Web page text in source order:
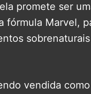
promete ser
fórmula Marvel,
vendida